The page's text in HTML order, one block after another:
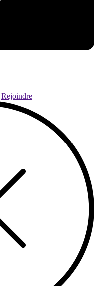
Rejoindre